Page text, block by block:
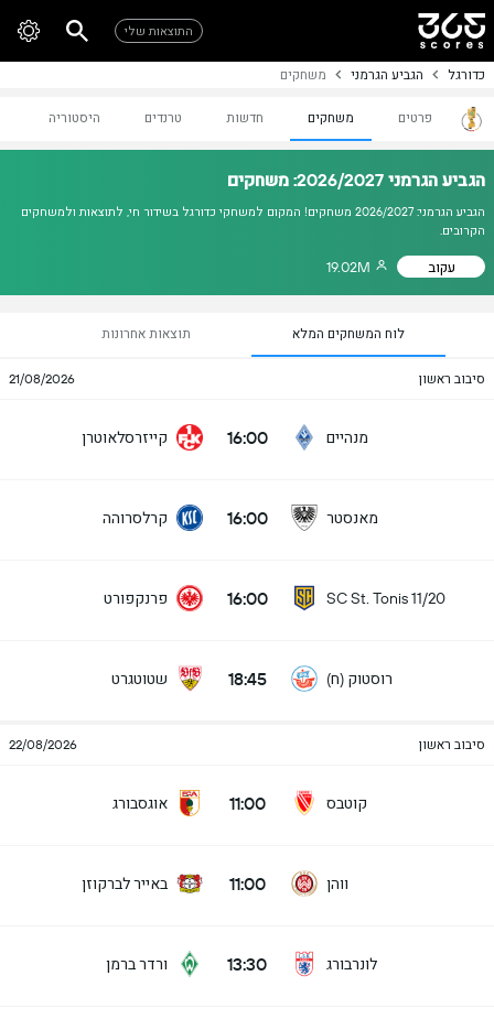
התוצאות שלי
כדורגל הגביע הגרמני משחקים
פרטים משחקים חדשות טרנדים היסטוריה
הגביע הגרמני 2026/2027: משחקים
הגביע הגרמני: 2026/2027 משחקים! המקום למשחקי כדורגל בשידור חי, לתוצאות ולמשחקים
הקרובים.
עקוב 19.02M
לוח המשחקים המלא תוצאות אחרונות
סיבוב ראשון 21/08/2026
מנהיים 16:00 קייזרסלאוטרן
מאנסטר 16:00 קרלסרוהה
SC St. Tonis 11/20
16:00 פרנקפורט
רוסטוק (ח) 18:45 שטוטגרט
סיבוב ראשון 22/08/2026
קוטבס 11:00 אוגסבורג
ווהן 11:00 באייר לברקוזן
לונרבורג 13:30 ורדר ברמן